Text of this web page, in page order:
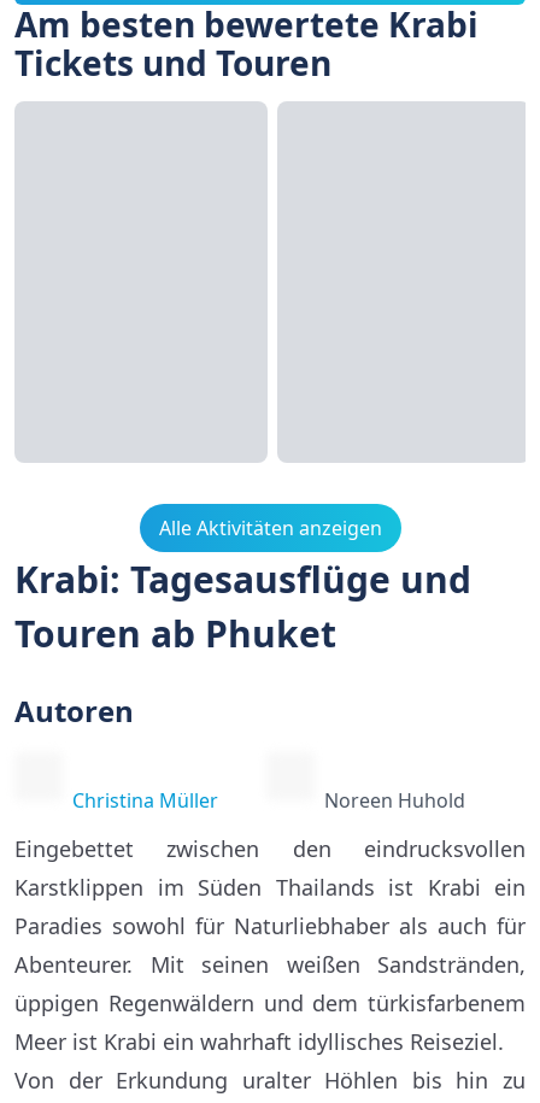
Am besten bewertete Krabi
Tickets und Touren
Alle Aktivitäten anzeigen
Krabi: Tagesausflüge und
Touren ab Phuket
Autoren
Christina Müller Noreen Huhold
Eingebettet zwischen den eindrucksvollen
Karstklippen im Süden Thailands ist Krabi ein
Paradies sowohl für Naturliebhaber als auch für
Abenteurer. Mit seinen weißen Sandstränden,
üppigen Regenwäldern und dem türkisfarbenem
Meer ist Krabi ein wahrhaft idyllisches Reiseziel.
Von der Erkundung uralter Höhlen bis hin zu